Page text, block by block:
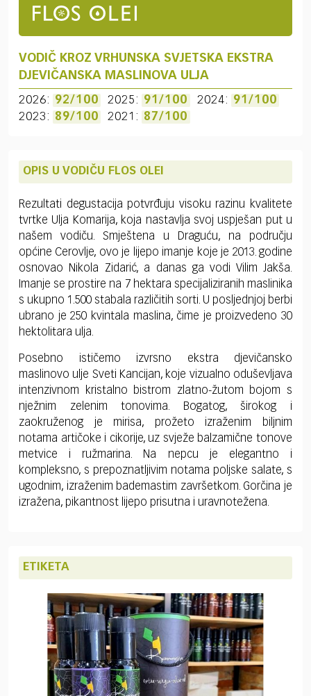
VODIČ KROZ VRHUNSKA SVJETSKA EKSTRA
DJEVIČANSKA MASLINOVA ULJA
2026: 92/100 2025: 91/100 2024: 91/100
2023: 89/100 2021: 87/100
OPIS U VODIČU FLOS OLEI
Rezultati degustacija potvrđuju visoku razinu kvalitete
tvrtke Ulja Komarija, koja nastavlja svoj uspješan put u
našem vodiču. Smještena u Draguću, na području
općine Cerovlje, ovo je lijepo imanje koje je 2013. godine
osnovao Nikola Zidarić, a danas ga vodi Vilim Jakša.
Imanje se prostire na 7 hektara specijaliziranih maslinika
s ukupno 1.500 stabala različitih sorti. U posljednjoj berbi
ubrano je 250 kvintala maslina, čime je proizvedeno 30
hektolitara ulja.
Posebno ističemo izvrsno ekstra djevičansko
maslinovo ulje Sveti Kancijan, koje vizualno oduševljava
intenzivnom kristalno bistrom zlatno-žutom bojom s
nježnim zelenim tonovima. Bogatog, širokog i
zaokruženog je mirisa, prožeto izraženim biljnim
notama artičoke i cikorije, uz svježe balzamične tonove
metvice i ružmarina. Na nepcu je elegantno i
kompleksno, s prepoznatljivim notama poljske salate, s
ugodnim, izraženim bademastim završetkom. Gorčina je
izražena, pikantnost lijepo prisutna i uravnotežena.
ETIKETA